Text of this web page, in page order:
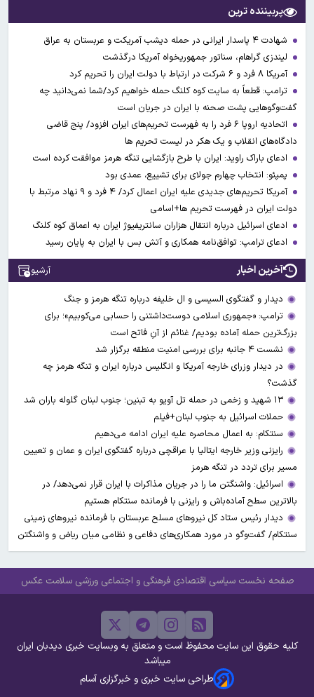
پربیننده ترین
شهادت ۴ پاسدار ایرانی در حمله دیشب آمریکت و عربستان به عراق
لیندزی گراهام، سناتور جمهوریخواه آمریکا درگذشت
آمریکا ۸ فرد و ۶ شرکت در ارتباط با دولت ایران را تحریم کرد
ترامپ: قطعاً به سایت کوه کلنگ حمله خواهیم کرد/شما نمی‌دانید چه
گفت‌وگوهایی پشت صحنه با ایران در جریان است
اتحادیه اروپا ۶ فرد را به فهرست تحریم‌های ایران افزود/ پنج قاضی
دادگاه‌های انقلاب و یک هکر در لیست تحریم ها
ادعای باراک راوید: ایران با طرح بازگشایی تنگه هرمز موافقت کرده است
پمپئو: انتخاب چهارم جولای برای تشییع، عمدی بود
آمریکا تحریم‌های جدیدی علیه ایران اعمال کرد/ ۴ فرد و ۹ نهاد مرتبط با
دولت ایران در فهرست تحریم ها+اسامی
ادعای اسرائیل درباره انتقال هزاران سانتریفیوژ ایران به اعماق کوه کلنگ
ادعای ترامپ: توافق‌نامه همکاری و آتش بس با ایران به پایان رسید
آخرین اخبار آرشیو
دیدار و گفتگوی السیسی و ال خلیفه درباره تنگه هرمز و جنگ
ترامپ: «جمهوری اسلامی دوست‌داشتنی را حسابی می‌کوبیم»؛ برای
بزرگ‌ترین حمله آماده بودیم/ غنائم از آنِ فاتح است
نشست ۴ جانبه برای بررسی امنیت منطقه برگزار شد
در دیدار وزرای خارجه آمریکا و انگلیس درباره ایران و تنگه هرمز چه
گذشت؟
۱۳ شهید و زخمی در حمله تل آویو به تبنین؛ جنوب لبنان گلوله باران شد
حملات اسرائیل به جنوب لبنان+فیلم
سنتکام: به اعمال محاصره علیه ایران ادامه می‌دهیم
رایزنی وزیر خارجه ایتالیا با عراقچی درباره گفتگوی ایران و عمان و تعیین
مسیر برای تردد در تنگه هرمز
اسرائیل: واشنگتن ما را در جریان مذاکرات با ایران قرار نمی‌دهد/ در
بالاترین سطح آماده‌باش و رایزنی با فرمانده سنتکام هستیم
دیدار رئیس ستاد کل نیروهای مسلح عربستان با فرمانده نیروهای زمینی
سنتکام/ گفت‌وگو در مورد همکاری‌های دفاعی و نظامی میان ریاض و واشنگتن
صفحه نخست سیاسی اقتصادی فرهنگی و اجتماعی ورزشی سلامت عکس
کلیه حقوق این سایت محفوظ است و متعلق به وبسایت خبری دیدبان ایران
میباشد
طراحی سایت خبری و خبرگزاری آسام